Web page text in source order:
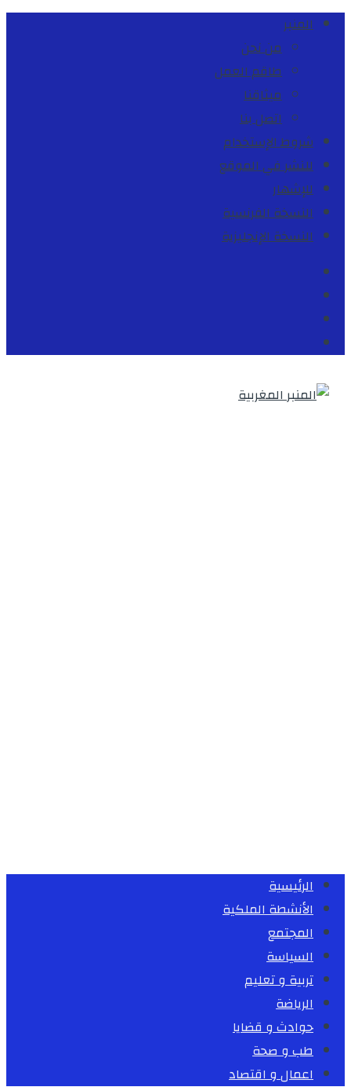
المنبر
من نحن
طاقم العمل
ميثاقنا
اتصل بنا
شروط الإستخدام
للنشر في الموقع
للإشهار
النسخة الفرنسية
النسخة الإنجليزية
الرئيسية
الأنشطة الملكية
المجتمع
السياسة
تربية و تعليم
الرياضة
حوادث و قضايا
طب و صحة
اعمال و اقتصاد